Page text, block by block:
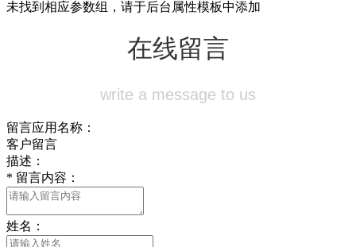
未找到相应参数组，请于后台属性模板中添加
在线留言
write a message to us
留言应用名称：
客户留言
描述：
* 留言内容：
姓名：